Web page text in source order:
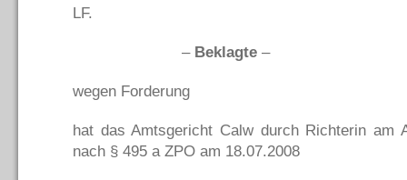
LF.
– Beklagte –
wegen Forderung
hat das Amtsgericht Calw durch Richterin am
nach § 495 a ZPO am 18.07.2008